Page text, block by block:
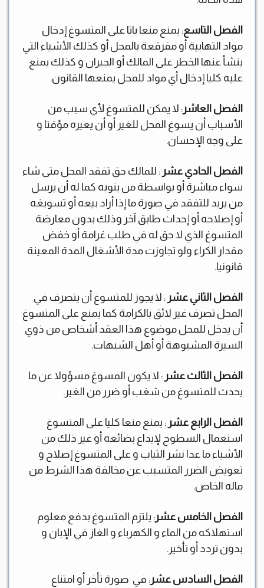
الفصل التاسع: يمنع منعا باتا على المتسوغ إدخال
مواد التهابية أو مفرقعة بالمحل أو كذلك الأشياء التي
ينشأ عنها الخطر على المالك أو الجيران و كذلك يمنع
عليه كليا إدخال أي مواد للمحل يمنعها القانون.
الفصل العاشر : لا يمكن للمتسوغ لأي سبب من
الأسباب أن يسوغ المحل للغير أو أن يعيره مؤقتا و
على وجه الإحسان.
الفصل الحادي عشر : للمالك حق تفقد المحل متى شاء
سواء مباشرة أو بواسطة من ينوبه كما له أن يرسل
من يريد للتفقد في صورة ما إذا أراد بيعه أو تسويغه
أو إصلاحه أو إحداث طابق آخر وذلك بدون معارضة
المتسوغ الذي لا حق له في طلب غرامة أو خفض
مقدار الكراء ولو تجاوزت مدة الأشغال المدة المعينة
قانونيا.
الفصل الثاني عشر : لا يجوز للمتسوغ أن يتصرف في
المحل تصرف غير لائق بالكرامة كما يمنع على المتسوغ
أن يدخل للمحل موضوع هذا العقد أشخاص من ذوي
السيرة المشبوهة أو أهل الشبهات.
الفصل الثالث عشر : لا يكون المسوغ مسؤولا عن ما
يحدث للمتسوغ من شغب أو ضرر من الغير.
الفصل الرابع عشر : يمنع منعا كليا على المتسوغ
استعمال السطوح لإيداع بضائعه أو غير ذلك من
الأشياء ما عدا نشر الثياب و على المتسوغ إصلاح و
تعويض الضرر المتسبب عن مخالفة هذا الشرط من
ماله الخاص.
الفصل الخامس عشر : يلتزم المتسوغ بدفع معلوم
استهلاكه من الماء و الكهرباء و الغاز في الإبان و
بدون تردد أو تأخير.
الفصل السادس عشر : في صورة تأخر أو امتناع